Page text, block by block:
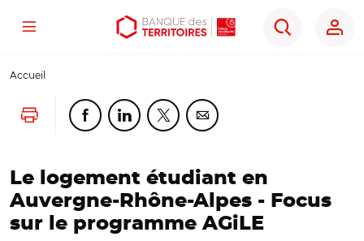
Aller
contenu
Aller
menu
Ouvrir
outils
Menu
Rechercher
Accueil
Lancer l'impressionPartager cette page sur Facebook
Partager cette page sur Linkedin
Partager cette page sur Twitter
Partager cette page sur
Le logement étudiant en
Auvergne-Rhône-Alpes - Focus
sur le programme AGiLE